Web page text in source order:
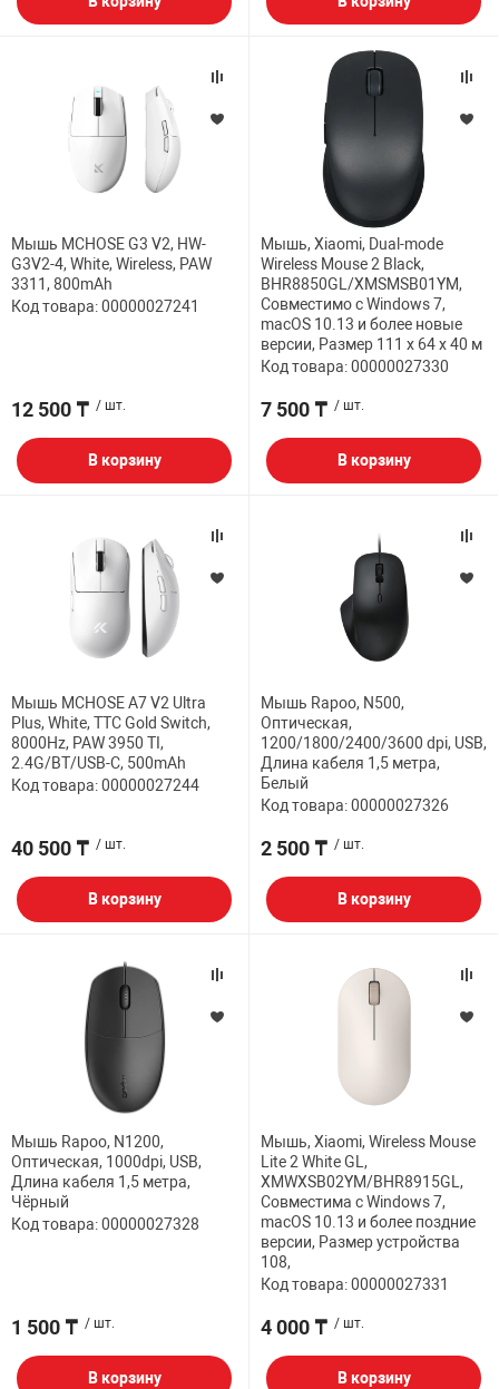
Мышь MCHOSE G3 V2, HW-
G3V2-4, White, Wireless, PAW
3311, 800mAh
Код товара: 00000027241
12 500 ₸ / шт.
В корзину
Мышь, Xiaomi, Dual-mode
Wireless Mouse 2 Black,
BHR8850GL/XMSMSB01YM,
Совместимо с Windows 7,
macOS 10.13 и более новые
версии, Размер 111 x 64 x 40 м
Код товара: 00000027330
7 500 ₸ / шт.
В корзину
Мышь MCHOSE A7 V2 Ultra
Plus, White, TTC Gold Switch,
8000Hz, PAW 3950 TI,
2.4G/BT/USB-C, 500mAh
Код товара: 00000027244
40 500 ₸ / шт.
В корзину
Мышь Rapoo, N500,
Оптическая,
1200/1800/2400/3600 dpi, USB,
Длина кабеля 1,5 метра,
Белый
Код товара: 00000027326
2 500 ₸ / шт.
В корзину
Мышь Rapoo, N1200,
Оптическая, 1000dpi, USB,
Длина кабеля 1,5 метра,
Чёрный
Код товара: 00000027328
1 500 ₸ / шт.
В корзину
Мышь, Xiaomi, Wireless Mouse
Lite 2 White GL,
XMWXSB02YM/BHR8915GL,
Совместима с Windows 7,
macOS 10.13 и более поздние
версии, Размер устройства
108,
Код товара: 00000027331
4 000 ₸ / шт.
В корзину